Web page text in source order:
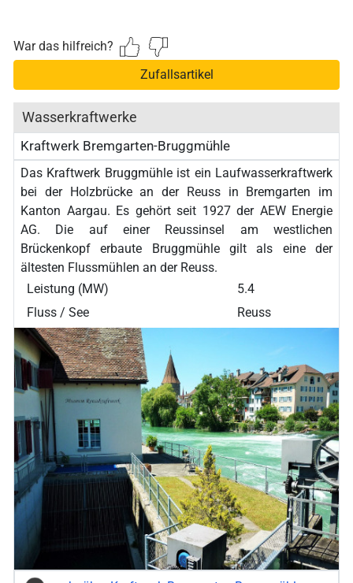
War das hilfreich?
Zufallsartikel
Wasserkraftwerke
Kraftwerk Bremgarten-Bruggmühle
Das Kraftwerk Bruggmühle ist ein Laufwasserkraftwerk
bei der Holzbrücke an der Reuss in Bremgarten im
Kanton Aargau. Es gehört seit 1927 der AEW Energie
AG. Die auf einer Reussinsel am westlichen
Brückenkopf erbaute Bruggmühle gilt als eine der
ältesten Flussmühlen an der Reuss.
Leistung (MW)
5.4
Fluss / See
Reuss